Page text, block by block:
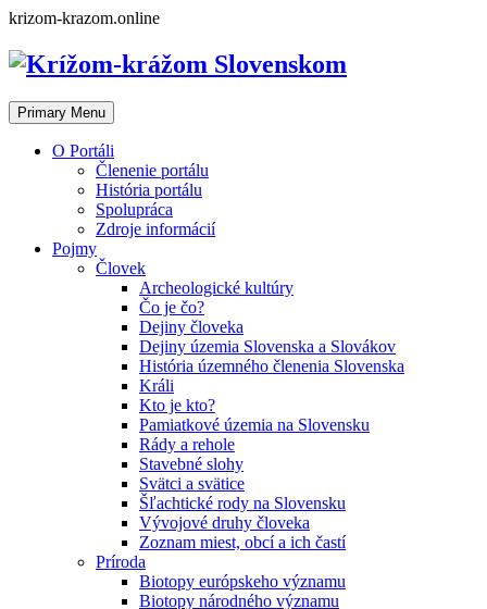
Skip
content
krizom-krazom.online
Primary Menu
O Portáli
Členenie portálu
História portálu
Spolupráca
Zdroje informácií
Pojmy
Človek
Archeologické kultúry
Čo je čo?
Dejiny človeka
Dejiny územia Slovenska a Slovákov
História územného členenia Slovenska
Králi
Kto je kto?
Pamiatkové územia na Slovensku
Rády a rehole
Stavebné slohy
Svätci a svätice
Šľachtické rody na Slovensku
Vývojové druhy človeka
Zoznam miest, obcí a ich častí
Príroda
Biotopy európskeho významu
Biotopy národného významu